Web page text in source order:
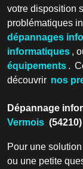
votre disposition
problématiques
dépannages
informatiques ,
équipements .
découvrir nos
Dépannage
Vermois
Pour une
ou une petite